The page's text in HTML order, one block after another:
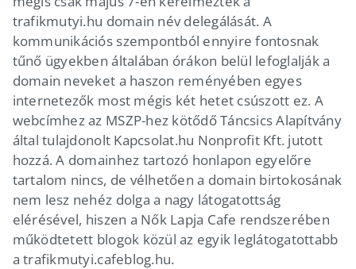
trafikmutyi.hu domain név delegálását. A
kommunikációs szempontból ennyire fontosnak
tűnő ügyekben általában órákon belül lefoglalják a
domain neveket a haszon reményében egyes
internetezők most mégis két hetet csúszott ez. A
webcímhez az MSZP-hez kötődő Táncsics Alapítvány
által tulajdonolt Kapcsolat.hu Nonprofit Kft. jutott
hozzá. A domainhez tartozó honlapon egyelőre
tartalom nincs, de vélhetően a domain birtokosának
nem lesz nehéz dolga a nagy látogatottság
elérésével, hiszen a Nők Lapja Cafe rendszerében
működtetett blogok közül az egyik leglátogatottabb
a trafikmutyi.cafeblog.hu.